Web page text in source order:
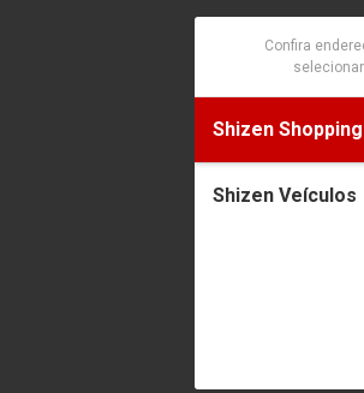
Confira
Shizen
Shizen Veículos